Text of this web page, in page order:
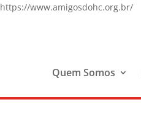
https://www.amigosdohc.org.br/
Quem Somos